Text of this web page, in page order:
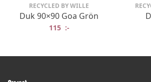
RECYCLED BY WILLE
Duk 90×90 Goa Grön
115 :-